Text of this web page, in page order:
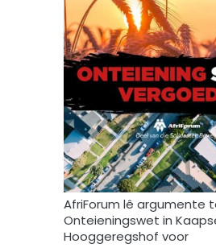
s
t
o
o
e
n
g
e
b
r
u
i
k
AfriForum lê argumente
Onteieningswet in
Hooggeregshof voor